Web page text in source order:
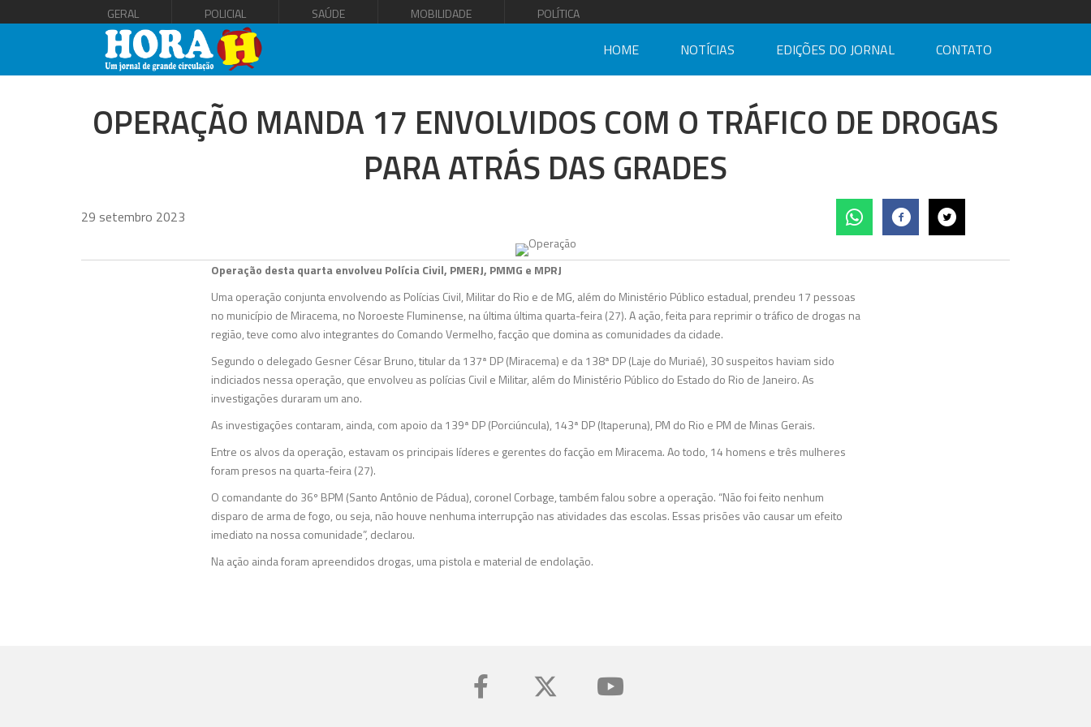
GERAL POLICIAL SAÚDE MOBILIDADE POLÍTICA
HOME NOTÍCIAS EDIÇÕES DO JORNAL CONTATO
OPERAÇÃO MANDA 17 ENVOLVIDOS COM O TRÁFICO DE DROGAS
PARA ATRÁS DAS GRADES
29 setembro 2023
Operação desta quarta envolveu Polícia Civil, PMERJ, PMMG e MPRJ
Uma operação conjunta envolvendo as Polícias Civil, Militar do Rio e de MG, além do Ministério Público estadual, prendeu 17 pessoas
no município de Miracema, no Noroeste Fluminense, na última última quarta-feira (27). A ação, feita para reprimir o tráfico de drogas na
região, teve como alvo integrantes do Comando Vermelho, facção que domina as comunidades da cidade.
Segundo o delegado Gesner César Bruno, titular da 137ª DP (Miracema) e da 138ª DP (Laje do Muriaé), 30 suspeitos haviam sido
indiciados nessa operação, que envolveu as polícias Civil e Militar, além do Ministério Público do Estado do Rio de Janeiro. As
investigações duraram um ano.
As investigações contaram, ainda, com apoio da 139ª DP (Porciúncula), 143ª DP (Itaperuna), PM do Rio e PM de Minas Gerais.
Entre os alvos da operação, estavam os principais líderes e gerentes do facção em Miracema. Ao todo, 14 homens e três mulheres
foram presos na quarta-feira (27).
O comandante do 36º BPM (Santo Antônio de Pádua), coronel Corbage, também falou sobre a operação. “Não foi feito nenhum
disparo de arma de fogo, ou seja, não houve nenhuma interrupção nas atividades das escolas. Essas prisões vão causar um efeito
imediato na nossa comunidade”, declarou.
Na ação ainda foram apreendidos drogas, uma pistola e material de endolação.